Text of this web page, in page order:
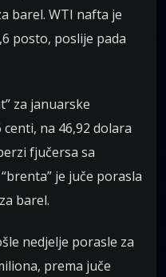
barel. WTI nafta je
posto, poslije pada
za januarske
na 46,92 dolara
fjučersa sa
je juče porasla
barel.
nedjelje porasle za
prema juče